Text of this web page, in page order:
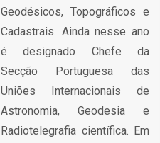
Geodésicos, Topográficos e
Cadastrais. Ainda nesse ano
é designado Chefe da
Secção Portuguesa das
Uniões Internacionais de
Astronomia, Geodesia e
Radiotelegrafia científica. Em